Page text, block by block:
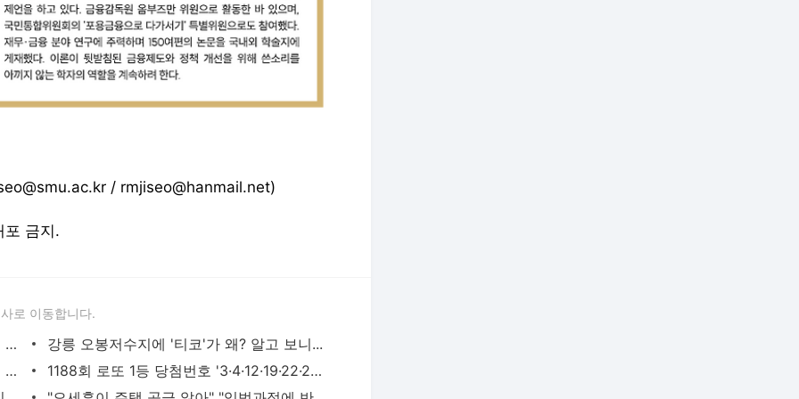
/ rmjiseo@hanmail.net)
금지.
로 이동합니다.
장동혁 "한국인 300명 체포, 美교민·기업 충격…국가적 리스크"
강릉 오봉저수지에 '티코'가 왜? 알고 보니...
지지율 반등한 李대통령, '최교진 리스크' 품을까
1188회 로또 1등 당첨번호 '3·4·12·19·22·27'...1등 당첨지역 어디?